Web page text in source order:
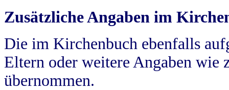
Zusätzliche Angaben im
Die im Kirchenbuch ebenfalls
Eltern oder weitere Angaben wie
übernommen.